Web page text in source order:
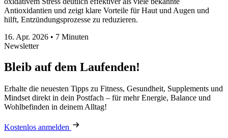
Antioxidantien und zeigt klare Vorteile für Haut und Augen und
hilft, Entzündungsprozesse zu reduzieren.
16. Apr. 2026 • 7 Minuten
Newsletter
Bleib auf dem Laufenden!
Erhalte die neuesten Tipps zu Fitness, Gesundheit, Supplements und
Mindset direkt in dein Postfach – für mehr Energie, Balance und
Wohlbefinden in deinem Alltag!
Kostenlos anmelden